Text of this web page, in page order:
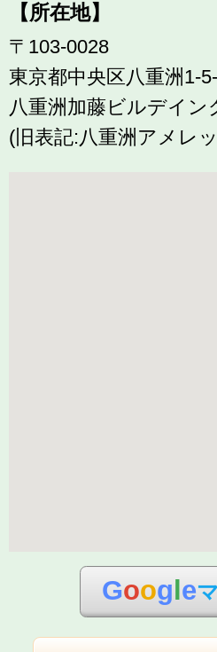
【所在地】
〒103-0028
東京都中央区八重洲1-
八重洲加藤ビルデイン
(旧表記:八重洲アメレ
Google